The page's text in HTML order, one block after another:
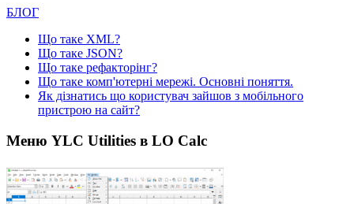
БЛОГ
Що таке XML?
Що таке JSON?
Що таке рефакторінг?
Що таке комп'ютерні мережі. Основні поняття.
Як дізнатись що користувач зайшов з мобільного
пристрою на сайт?
Меню YLC Utilities в LO Calc